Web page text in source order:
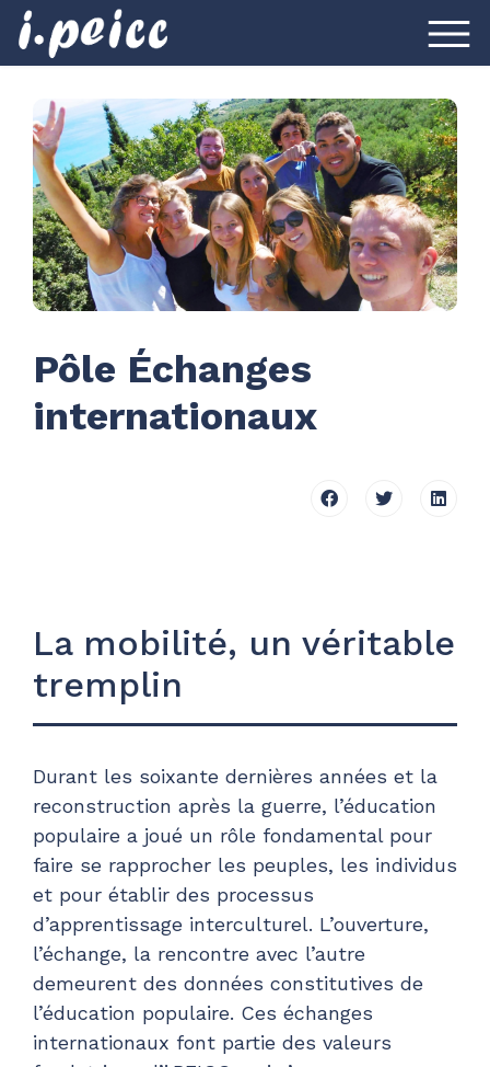
Pôle Échanges
internationaux
La mobilité, un véritable
tremplin
Durant les soixante dernières années et la
reconstruction après la guerre, l’éducation
populaire a joué un rôle fondamental pour
faire se rapprocher les peuples, les individus
et pour établir des processus
d’apprentissage interculturel. L’ouverture,
l’échange, la rencontre avec l’autre
demeurent des données constitutives de
l’éducation populaire. Ces échanges
internationaux font partie des valeurs